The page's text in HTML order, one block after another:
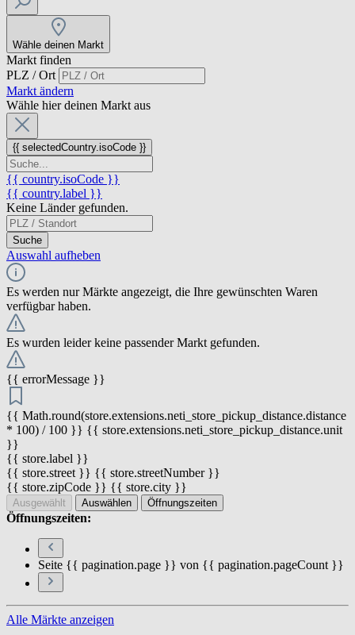
Wähle deinen Markt
Markt finden
PLZ / Ort
Markt ändern
Wähle hier deinen Markt aus
{{ selectedCountry.isoCode }}
{{ country.isoCode }}
{{ country.label }}
Keine Länder gefunden.
Suche
Auswahl aufheben
Es werden nur Märkte angezeigt, die Ihre gewünschten Waren
verfügbar haben.
Es wurden leider keine passender Markt gefunden.
{{ errorMessage }}
{{ Math.round(store.extensions.neti_store_pickup_distance.distance
* 100) / 100 }} {{ store.extensions.neti_store_pickup_distance.unit
}}
{{ store.label }}
{{ store.street }} {{ store.streetNumber }}
{{ store.zipCode }} {{ store.city }}
Ausgewählt Auswählen Öffnungszeiten
Öffnungszeiten:
Seite {{ pagination.page }} von {{ pagination.pageCount }}
Alle Märkte anzeigen